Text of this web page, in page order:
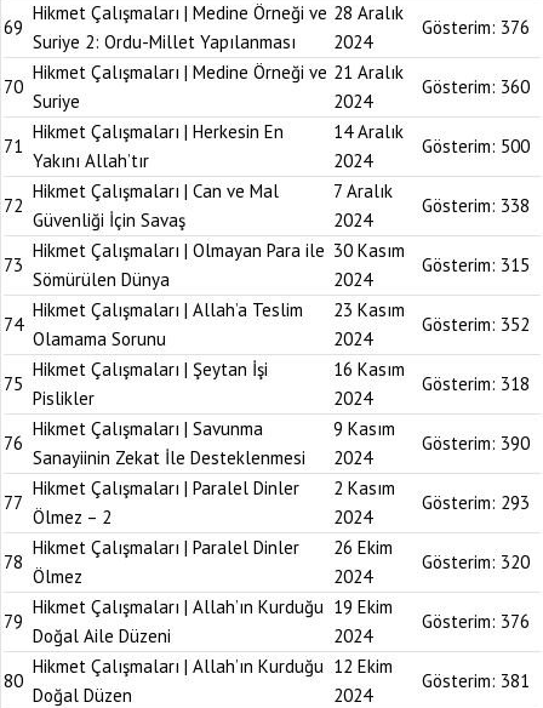
69
Hikmet Çalışmaları | Medine Örneği ve
Suriye 2: Ordu-Millet Yapılanması
28 Aralık
2024
Gösterim: 376
70
Hikmet Çalışmaları | Medine Örneği ve
Suriye
21 Aralık
2024
Gösterim: 360
71
Hikmet Çalışmaları | Herkesin En
Yakını Allah’tır
14 Aralık
2024
Gösterim: 500
72
Hikmet Çalışmaları | Can ve Mal
Güvenliği İçin Savaş
7 Aralık
2024
Gösterim: 338
73
Hikmet Çalışmaları | Olmayan Para ile
Sömürülen Dünya
30 Kasım
2024
Gösterim: 315
74
Hikmet Çalışmaları | Allah’a Teslim
Olamama Sorunu
23 Kasım
2024
Gösterim: 352
75
Hikmet Çalışmaları | Şeytan İşi
Pislikler
16 Kasım
2024
Gösterim: 318
76
Hikmet Çalışmaları | Savunma
Sanayiinin Zekat İle Desteklenmesi
9 Kasım
2024
Gösterim: 390
77
Hikmet Çalışmaları | Paralel Dinler
Ölmez – 2
2 Kasım
2024
Gösterim: 293
78
Hikmet Çalışmaları | Paralel Dinler
Ölmez
26 Ekim
2024
Gösterim: 320
79
Hikmet Çalışmaları | Allah’ın Kurduğu
Doğal Aile Düzeni
19 Ekim
2024
Gösterim: 376
80
Hikmet Çalışmaları | Allah’ın Kurduğu
Doğal Düzen
12 Ekim
2024
Gösterim: 381